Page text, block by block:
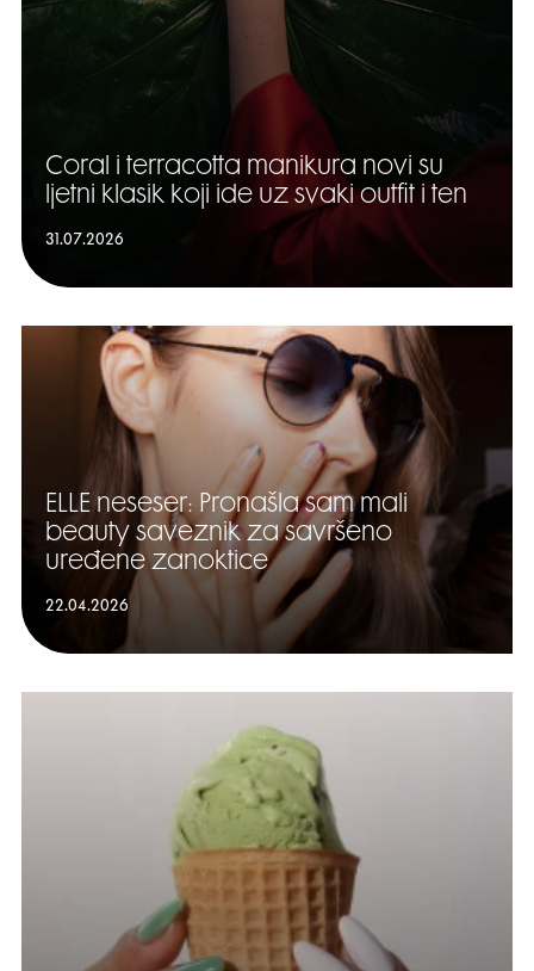
Coral i terracotta manikura novi su
ljetni klasik koji ide uz svaki outfit i ten
31.07.2026
ELLE neseser: Pronašla sam mali
beauty saveznik za savršeno
uređene zanoktice
22.04.2026